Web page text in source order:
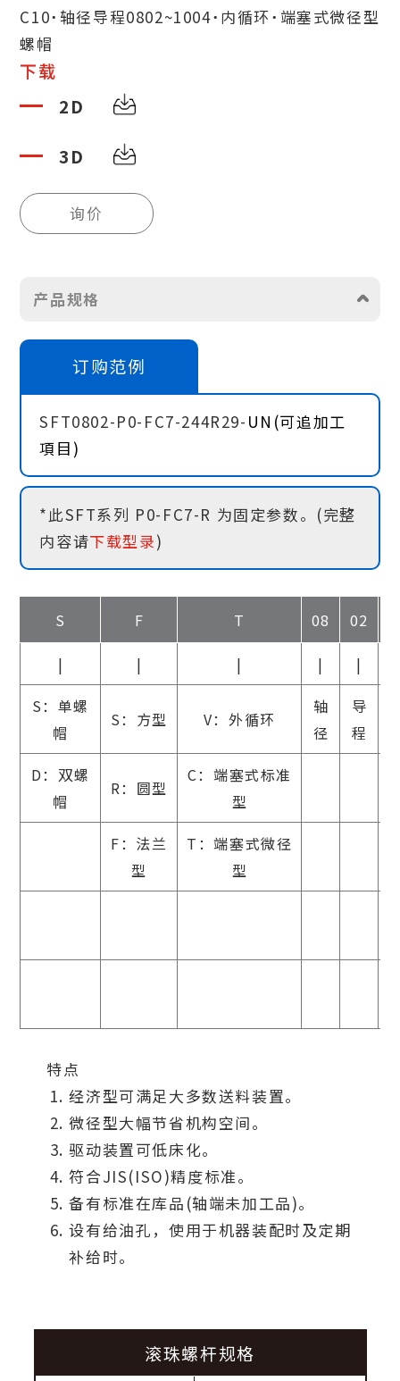
C10˙轴径导程0802~1004˙内循环˙端塞式微径型
螺帽
下载
2D
3D
询价
产品规格
订购范例
SFT0802-P0-FC7-244R29- UN(可追加工
項目)
*此SFT系列 P0-FC7-R 为固定参数。(完整
内容请下载型录)
S F T 08 02
| | | |
|
S：单螺
帽
S：方型 V：外循环
轴
径
导
程
D： 双螺
帽
R：圆型
C：端塞式标准
型
F：法兰
型
T：端塞式微径
型
特点
经济型可满足大多数送料装置。
微径型大幅节省机构空间。
驱动装置可低床化。
符合JIS(ISO)精度标准。
备有标准在库品(轴端未加工品)。
设有给油孔，使用于机器装配时及定期
补给时。
滚珠螺杆规格